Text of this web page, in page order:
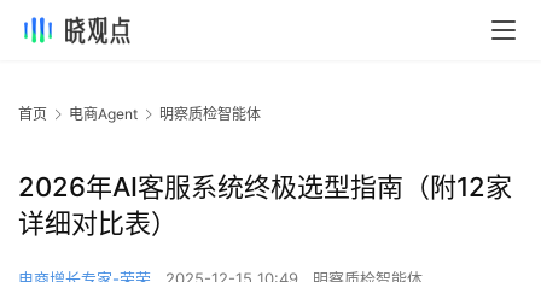
首页 电商Agent 明察质检智能体
2026年AI客服系统终极选型指南（附12家
详细对比表）